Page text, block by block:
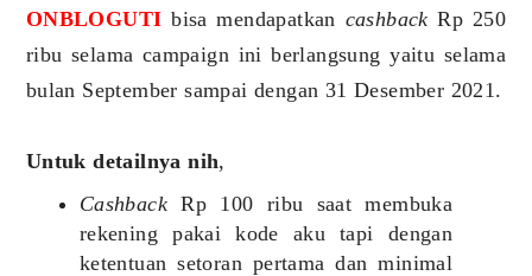
ONBLOGUTI bisa mendapatkan cashback Rp 250
ribu selama campaign ini berlangsung yaitu selama
bulan September sampai dengan 31 Desember 2021.
Untuk detailnya nih,
Cashback Rp 100 ribu saat membuka
rekening pakai kode aku tapi dengan
ketentuan setoran pertama dan minimal